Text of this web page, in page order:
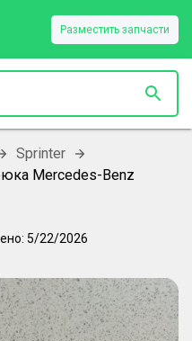
Разместить запчасти
Sprinter
Mercedes-Benz
5/22/2026